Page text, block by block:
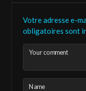
Votre adresse e-
obligatoires sont
Your comment
Name